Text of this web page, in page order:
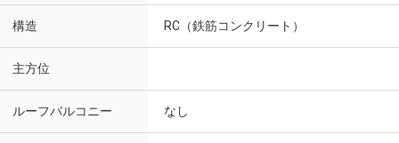
構造 RC（鉄筋コンクリート）
主方位
ルーフバルコニー なし